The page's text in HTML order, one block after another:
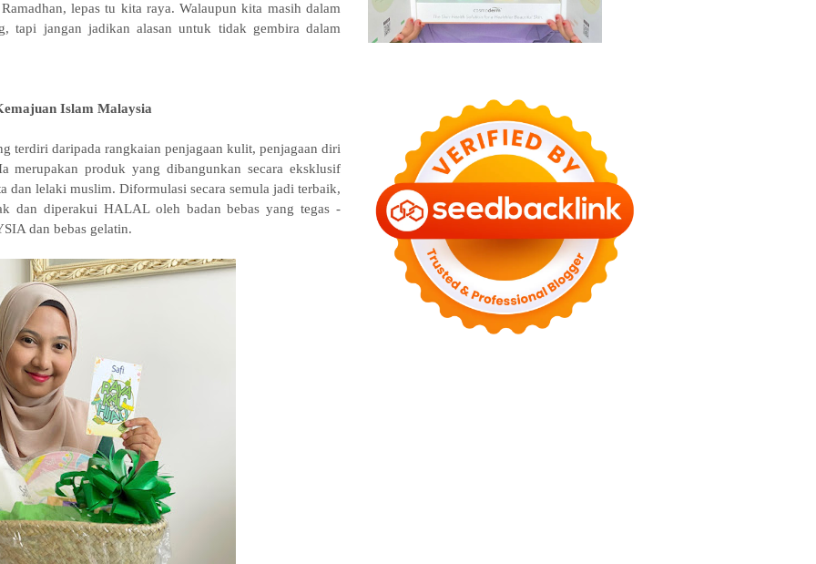
lepas tu kita raya. Walaupun kita masih dalam
tapi jangan jadikan alasan untuk tidak gembira dalam
Islam Malaysia
terdiri daripada rangkaian penjagaan kulit, penjagaan diri
merupakan produk yang dibangunkan secara eksklusif
dan lelaki muslim. Diformulasi secara semula jadi terbaik,
dan diperakui HALAL oleh badan bebas yang tegas -
dan bebas gelatin.